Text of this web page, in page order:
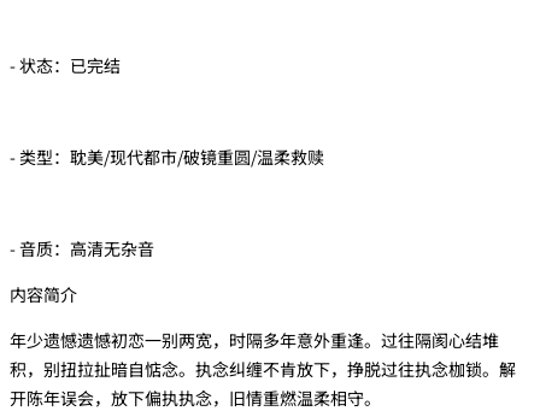
- 状态：已完结
- 类型：耽美/现代都市/破镜重圆/温柔救赎
- 音质：高清无杂音
内容简介
年少遗憾遗憾初恋一别两宽，时隔多年意外重逢。过往隔阂心结堆
积，别扭拉扯暗自惦念。执念纠缠不肯放下，挣脱过往执念枷锁。解
开陈年误会，放下偏执执念，旧情重燃温柔相守。